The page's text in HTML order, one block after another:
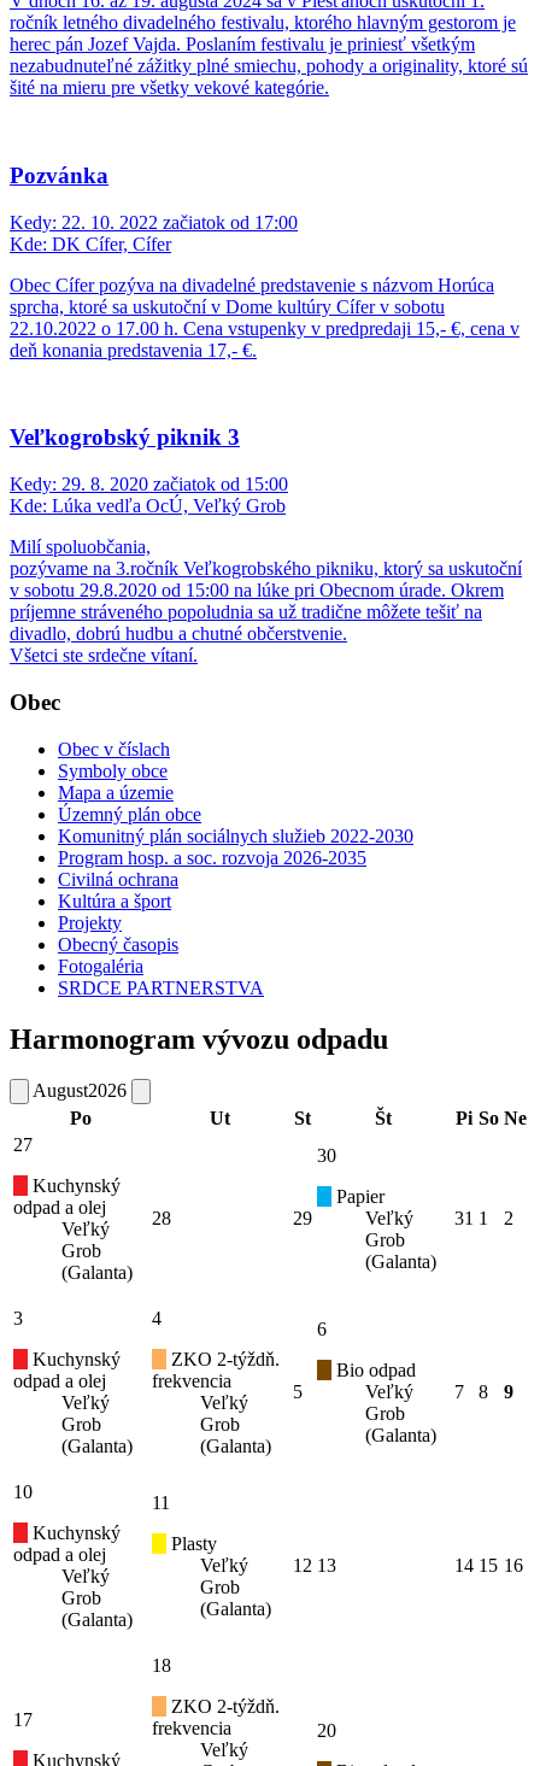
ročník letného divadelného festivalu, ktorého hlavným gestorom je
herec pán Jozef Vajda. Poslaním festivalu je priniesť všetkým
nezabudnuteľné zážitky plné smiechu, pohody a originality, ktoré sú
šité na mieru pre všetky vekové kategórie.
Pozvánka
Kedy: 22. 10. 2022 začiatok od 17:00
Kde: DK Cífer, Cífer
Obec Cífer pozýva na divadelné predstavenie s názvom Horúca
sprcha, ktoré sa uskutoční v Dome kultúry Cífer v sobotu
22.10.2022 o 17.00 h. Cena vstupenky v predpredaji 15,- €, cena v
deň konania predstavenia 17,- €.
Veľkogrobský piknik 3
Kedy: 29. 8. 2020 začiatok od 15:00
Kde: Lúka vedľa OcÚ, Veľký Grob
Milí spoluobčania,
pozývame na 3.ročník Veľkogrobského pikniku, ktorý sa uskutoční
v sobotu 29.8.2020 od 15:00 na lúke pri Obecnom úrade. Okrem
príjemne stráveného popoludnia sa už tradične môžete tešiť na
divadlo, dobrú hudbu a chutné občerstvenie.
Všetci ste srdečne vítaní.
Obec
Obec v číslach
Symboly obce
Mapa a územie
Územný plán obce
Komunitný plán sociálnych služieb 2022-2030
Program hosp. a soc. rozvoja 2026-2035
Civilná ochrana
Kultúra a šport
Projekty
Obecný časopis
Fotogaléria
SRDCE PARTNERSTVA
Harmonogram vývozu odpadu
August2026
Po
Ut St Št Pi So Ne
27
Kuchynský
odpad a olej
Veľký
Grob
(Galanta)
28 29
30
Papier
Veľký
Grob
(Galanta)
31 1 2
3
Kuchynský
odpad a olej
Veľký
Grob
(Galanta)
4
ZKO 2-týždň.
frekvencia
Veľký
Grob
(Galanta)
5
6
Bio odpad
Veľký
Grob
(Galanta)
7 8 9
10
Kuchynský
odpad a olej
Veľký
Grob
(Galanta)
11
Plasty
Veľký
Grob
(Galanta)
12 13 14 15 16
17
Kuchynský
18
ZKO 2-týždň.
frekvencia
Veľký
20